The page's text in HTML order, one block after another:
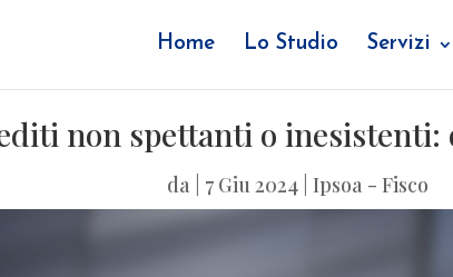
Home Lo Studio Servizi
non spettanti o inesistenti:
da 7 Giu 2024| Ipsoa - Fisco